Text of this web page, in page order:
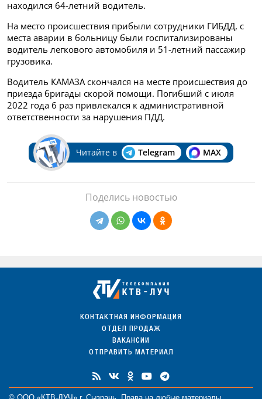
находился 64-летний водитель.
На место происшествия прибыли сотрудники ГИБДД, с
места аварии в больницу были госпитализированы
водитель легкового автомобиля и 51-летний пассажир
грузовика.
Водитель КАМАЗА скончался на месте происшествия до
приезда бригады скорой помощи. Погибший с июля
2022 года 6 раз привлекался к административной
ответственности за нарушения ПДД.
Читайте в Telegram MAX
Поделись новостью
КОНТАКТНАЯ ИНФОРМАЦИЯ
ОТДЕЛ ПРОДАЖ
ВАКАНСИИ
ОТПРАВИТЬ МАТЕРИАЛ